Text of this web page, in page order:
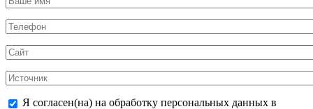
Я согласен(на) на обработку персональных данных в